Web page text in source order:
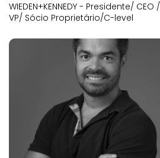
WIEDEN+KENNEDY - Presidente/ CEO /
VP/ Sócio Proprietário/C-level